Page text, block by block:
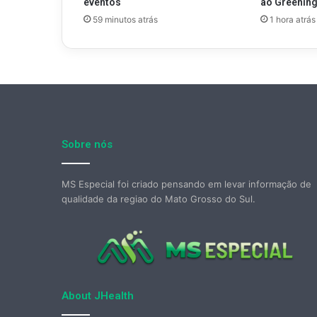
59 minutos atrás 1 hora atrás
Sobre nós
MS Especial foi criado pensando em levar informação de
qualidade da regiao do Mato Grosso do Sul.
About JHealth